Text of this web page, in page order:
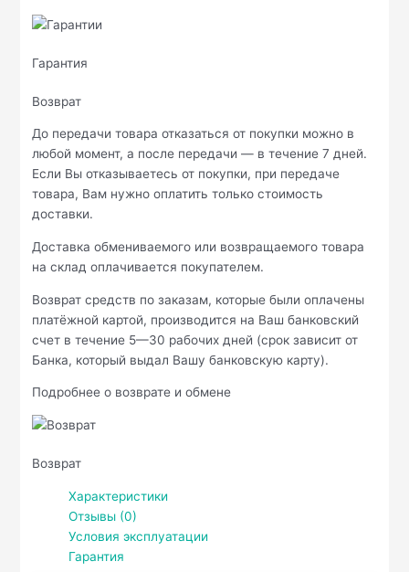
Гарантия
Возврат
До передачи товара отказаться от покупки можно в
любой момент, а после передачи — в течение 7 дней.
Если Вы отказываетесь от покупки, при передаче
товара, Вам нужно оплатить только стоимость
доставки.
Доставка обмениваемого или возвращаемого товара
на склад оплачивается покупателем.
Возврат средств по заказам, которые были оплачены
платёжной картой, производится на Ваш банковский
счет в течение 5—30 рабочих дней (срок зависит от
Банка, который выдал Вашу банковскую карту).
Подробнее о возврате и обмене
Возврат
Характеристики
Отзывы (0)
Условия эксплуатации
Гарантия